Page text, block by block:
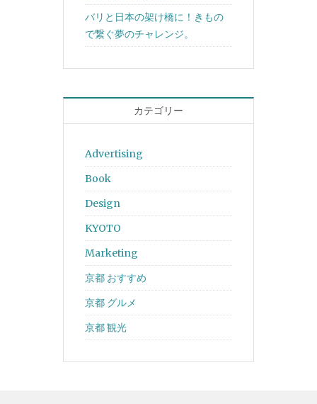
バリと日本の架け橋に！きもの
で繋ぐ夢のチャレンジ。
カテゴリー
Advertising
Book
Design
KYOTO
Marketing
京都 おすすめ
京都 グルメ
京都 観光